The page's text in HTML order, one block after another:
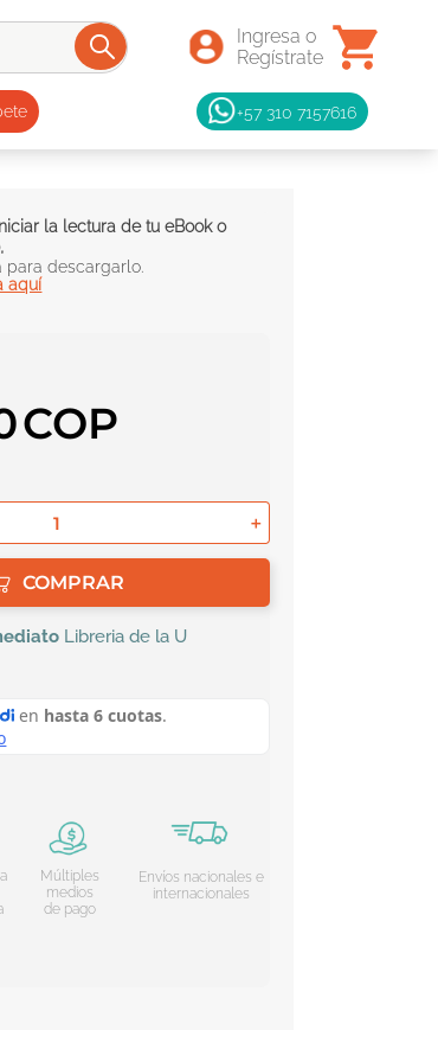
+57 310 7157616
la lectura de tu eBook o
para descargarlo.
aquí
＋
COMPRAR
Libreria de la U
Múltiples
medios
de pago
Envíos nacionales e
internacionales